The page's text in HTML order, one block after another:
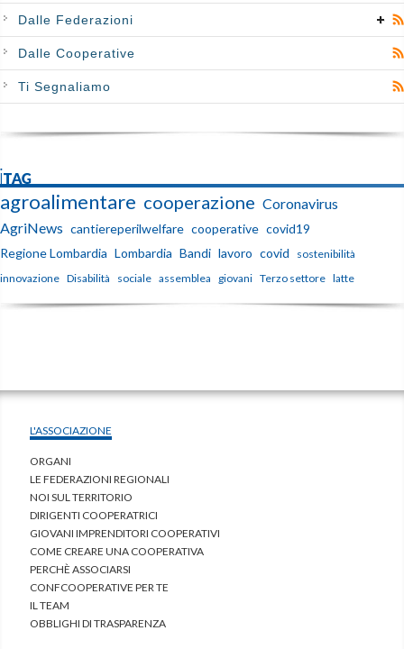
Dalle Federazioni
Dalle Cooperative
Ti Segnaliamo
iTAG
agroalimentare cooperazione Coronavirus
AgriNews cantiereperilwelfare cooperative covid19
Regione Lombardia Lombardia Bandi lavoro covid
sostenibilità
innovazione Disabilità sociale assemblea giovani Terzo settore latte
L'ASSOCIAZIONE
ORGANI
LE FEDERAZIONI REGIONALI
NOI SUL TERRITORIO
DIRIGENTI COOPERATRICI
GIOVANI IMPRENDITORI COOPERATIVI
COME CREARE UNA COOPERATIVA
PERCHÈ ASSOCIARSI
CONFCOOPERATIVE PER TE
IL TEAM
OBBLIGHI DI TRASPARENZA